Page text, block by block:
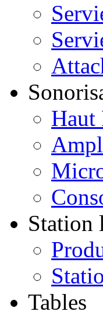
Haut
Station
Tables